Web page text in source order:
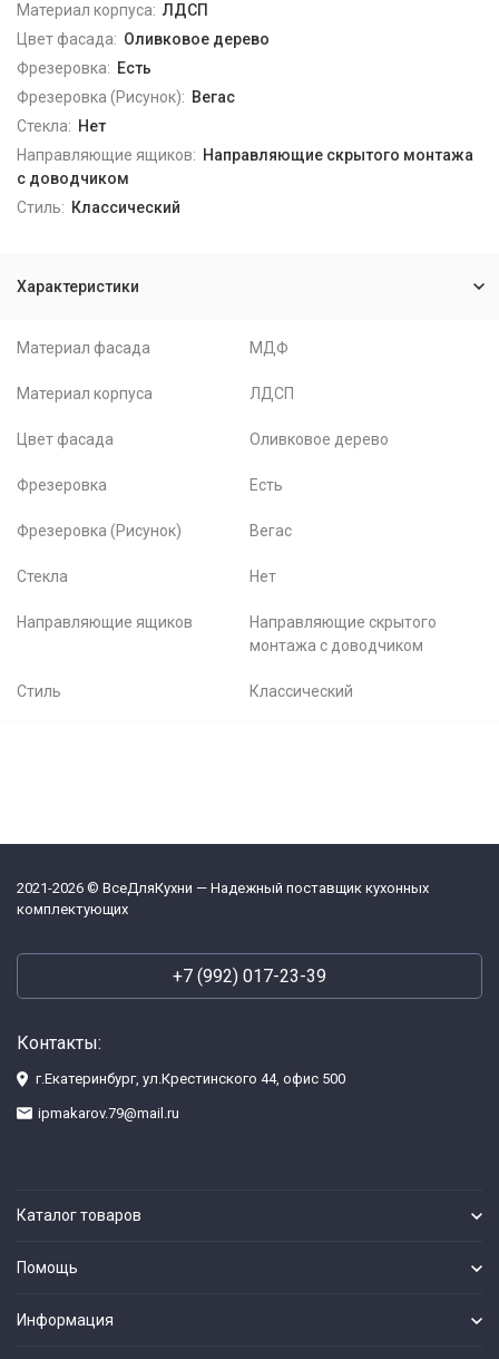
Материал корпуса: ЛДСП
Цвет фасада: Оливковое дерево
Фрезеровка: Есть
Фрезеровка (Рисунок): Вегас
Стекла: Нет
Направляющие ящиков: Направляющие скрытого монтажа
с доводчиком
Стиль: Классический
Характеристики
Материал фасада МДФ
Материал корпуса ЛДСП
Цвет фасада Оливковое дерево
Фрезеровка Есть
Фрезеровка (Рисунок) Вегас
Стекла Нет
Направляющие ящиков
Направляющие скрытого
монтажа с доводчиком
Стиль Классический
2021-2026 © ВсеДляКухни — Надежный поставщик кухонных
комплектующих
+7 (992) 017-23-39
Контакты:
г.Екатеринбург, ул.Крестинского 44, офис 500
ipmakarov.79@mail.ru
Каталог товаров
Помощь
Информация